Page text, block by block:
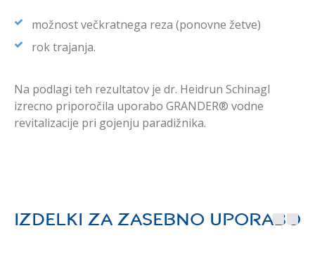
možnost večkratnega reza (ponovne žetve)
rok trajanja.
Na podlagi teh rezultatov je dr. Heidrun Schinagl
izrecno priporočila uporabo GRANDER® vodne
revitalizacije pri gojenju paradižnika.
Izdelki za zasebno uporabo